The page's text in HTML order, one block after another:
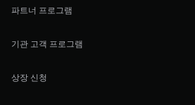
파트너 프로그램
기관 고객 프로그램
상장 신청